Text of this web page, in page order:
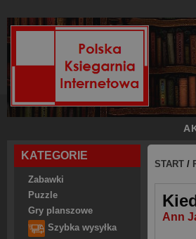
KATEGORIE
Zabawki
Puzzle
Gry planszowe
Szybka wysyłka
START /
Ann